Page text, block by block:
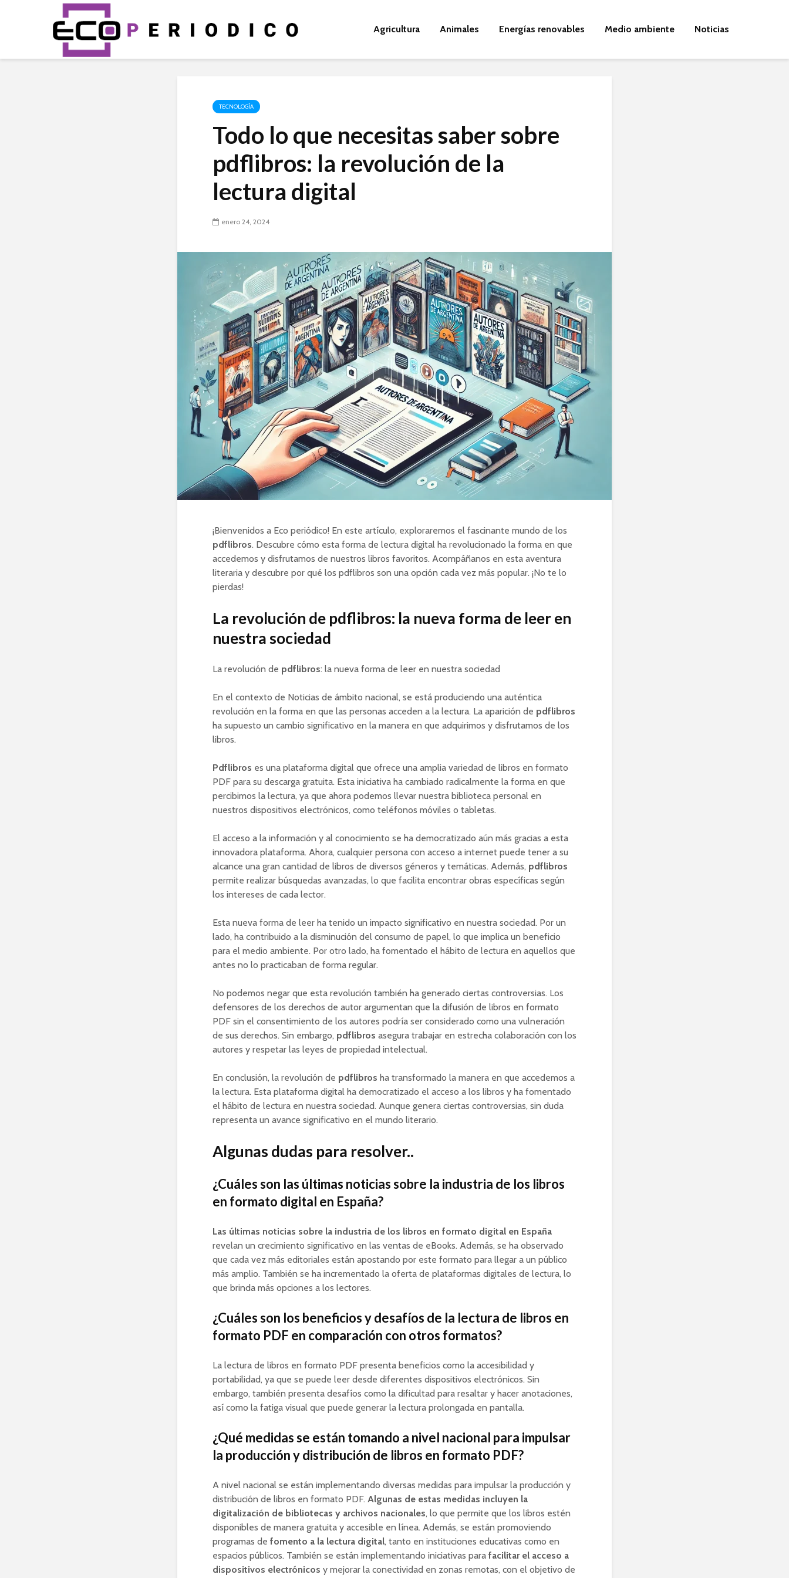
Agricultura Animales Energías renovables Medio ambiente Noticias
TECNOLOGÍA
Todo lo que necesitas saber sobre
pdflibros: la revolución de la
lectura digital
enero 24, 2024
¡Bienvenidos a Eco periódico! En este artículo, exploraremos el fascinante mundo de los
pdflibros. Descubre cómo esta forma de lectura digital ha revolucionado la forma en que
accedemos y disfrutamos de nuestros libros favoritos. Acompáñanos en esta aventura
literaria y descubre por qué los pdflibros son una opción cada vez más popular. ¡No te lo
pierdas!
La revolución de pdflibros: la nueva forma de leer en
nuestra sociedad
La revolución de pdflibros: la nueva forma de leer en nuestra sociedad
En el contexto de Noticias de ámbito nacional, se está produciendo una auténtica
revolución en la forma en que las personas acceden a la lectura. La aparición de pdflibros
ha supuesto un cambio significativo en la manera en que adquirimos y disfrutamos de los
libros.
Pdflibros es una plataforma digital que ofrece una amplia variedad de libros en formato
PDF para su descarga gratuita. Esta iniciativa ha cambiado radicalmente la forma en que
percibimos la lectura, ya que ahora podemos llevar nuestra biblioteca personal en
nuestros dispositivos electrónicos, como teléfonos móviles o tabletas.
El acceso a la información y al conocimiento se ha democratizado aún más gracias a esta
innovadora plataforma. Ahora, cualquier persona con acceso a internet puede tener a su
alcance una gran cantidad de libros de diversos géneros y temáticas. Además, pdflibros
permite realizar búsquedas avanzadas, lo que facilita encontrar obras específicas según
los intereses de cada lector.
Esta nueva forma de leer ha tenido un impacto significativo en nuestra sociedad. Por un
lado, ha contribuido a la disminución del consumo de papel, lo que implica un beneficio
para el medio ambiente. Por otro lado, ha fomentado el hábito de lectura en aquellos que
antes no lo practicaban de forma regular.
No podemos negar que esta revolución también ha generado ciertas controversias. Los
defensores de los derechos de autor argumentan que la difusión de libros en formato
PDF sin el consentimiento de los autores podría ser considerado como una vulneración
de sus derechos. Sin embargo, pdflibros asegura trabajar en estrecha colaboración con los
autores y respetar las leyes de propiedad intelectual.
En conclusión, la revolución de pdflibros ha transformado la manera en que accedemos a
la lectura. Esta plataforma digital ha democratizado el acceso a los libros y ha fomentado
el hábito de lectura en nuestra sociedad. Aunque genera ciertas controversias, sin duda
representa un avance significativo en el mundo literario.
Algunas dudas para resolver..
¿Cuáles son las últimas noticias sobre la industria de los libros
en formato digital en España?
Las últimas noticias sobre la industria de los libros en formato digital en España
revelan un crecimiento significativo en las ventas de eBooks. Además, se ha observado
que cada vez más editoriales están apostando por este formato para llegar a un público
más amplio. También se ha incrementado la oferta de plataformas digitales de lectura, lo
que brinda más opciones a los lectores.
¿Cuáles son los beneficios y desafíos de la lectura de libros en
formato PDF en comparación con otros formatos?
La lectura de libros en formato PDF presenta beneficios como la accesibilidad y
portabilidad, ya que se puede leer desde diferentes dispositivos electrónicos. Sin
embargo, también presenta desafíos como la dificultad para resaltar y hacer anotaciones,
así como la fatiga visual que puede generar la lectura prolongada en pantalla.
¿Qué medidas se están tomando a nivel nacional para impulsar
la producción y distribución de libros en formato PDF?
A nivel nacional se están implementando diversas medidas para impulsar la producción y
distribución de libros en formato PDF. Algunas de estas medidas incluyen la
digitalización de bibliotecas y archivos nacionales, lo que permite que los libros estén
disponibles de manera gratuita y accesible en línea. Además, se están promoviendo
programas de fomento a la lectura digital, tanto en instituciones educativas como en
espacios públicos. También se están implementando iniciativas para facilitar el acceso a
dispositivos electrónicos y mejorar la conectividad en zonas remotas, con el objetivo de